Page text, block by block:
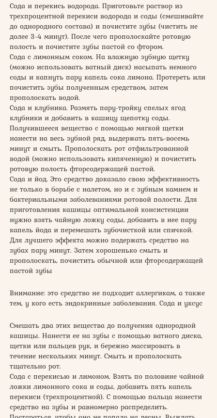
Сода и перекись водорода. Приготовьте раствор из
трехпроцентной перекиси водорода и соды (смешивайте
до однородного состава) и почистите зубы (чистить не
долее 3-4 минут). После чего прополоскайте ротовую
полость и почистите зубы пастой со фтором.
Сода с лимонным соком. На влажную зубную щетку
(можно использовать ватный диск) насыпать немного
соды и капнуть пару капель сока лимона. Протереть или
почистить зубы полученным средством, затем
прополоскать водой.
Сода и клубника. Размять пару-тройку спелых ягод
клубники и добавить в кашицу щепотку соды.
Получившееся вещество с помощью мягкой щетки
нанести на весь зубной ряд, выдержать пять-восемь
минут и смыть. Прополоскать рот отфильтрованной
водой (можно использовать кипяченную) и почистить
ротовую полость фторсодержащей пастой.
Сода и йод. Это средство доказало свою эффективность
не только в борьбе с налетом, но и с зубным камнем и
бактериальными заболеваниями ротовой полости. Для
приготовления кашицы оптимальной консистенции
нужно взять чайную ложку соды, добавить в нее пару
капель йода и перемешать зубочисткой или спичкой.
Для лучшего эффекта можно подержать средство на
зубах пару минут. Затем хорошенько смыть и
прополоскать, почистить обычной или фторсодержащей
пастой зубы
Внимание: это средство не подходит аллергикам, а также
тем, у кого есть эндокринные заболевания. Сода и уксус
Смешать два этих вещества до получения однородной
кашицы. Нанести ее на зубы с помощью ватного диска,
щетки или пальцев рук, и бережно массировать в
течение нескольких минут. Смыть и прополоскать
тщательно рот.
Сода с перекисью и лимоном. Взять по половине чайной
ложки лимонного сока и соды, добавить пять капель
перекиси (трехпроцентной). С помощью пальца нанести
средство на зубы и равномерно распределить.